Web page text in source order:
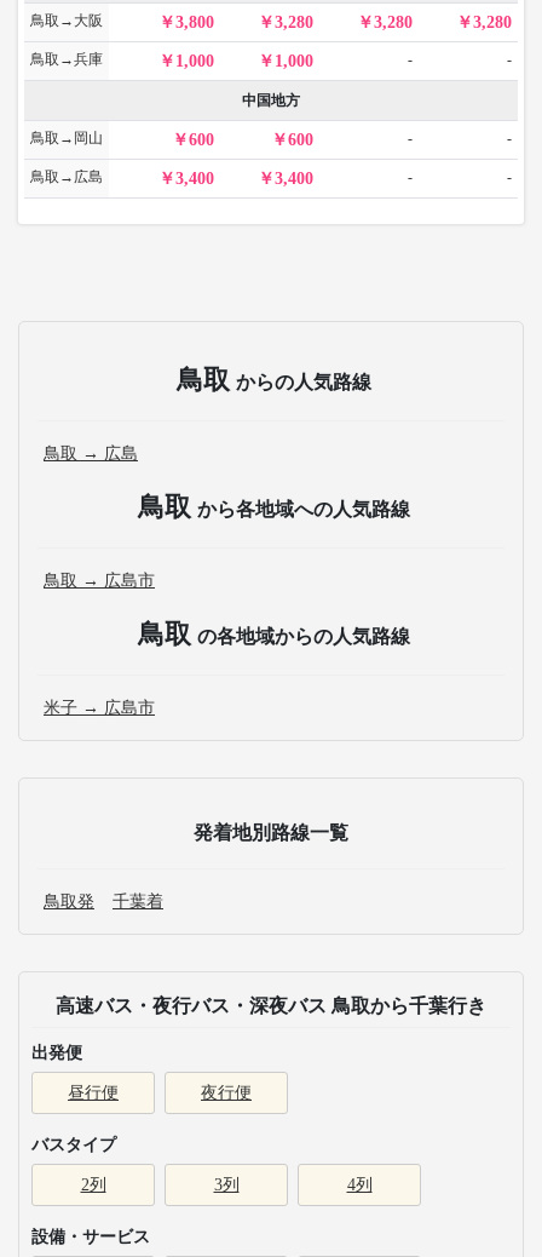
鳥取→大阪 3,800 3,280 3,280 3,280
鳥取→兵庫 1,000 1,000 - -
中国地方
鳥取→岡山 600 600 - -
鳥取→広島 3,400 3,400 - -
鳥取 からの人気路線
鳥取 → 広島
鳥取 から各地域への人気路線
鳥取 → 広島市
鳥取 の各地域からの人気路線
米子 → 広島市
発着地別路線一覧
鳥取発 千葉着
高速バス・夜行バス・深夜バス 鳥取から千葉行き
出発便
昼行便 夜行便
バスタイプ
2列 3列 4列
設備・サービス